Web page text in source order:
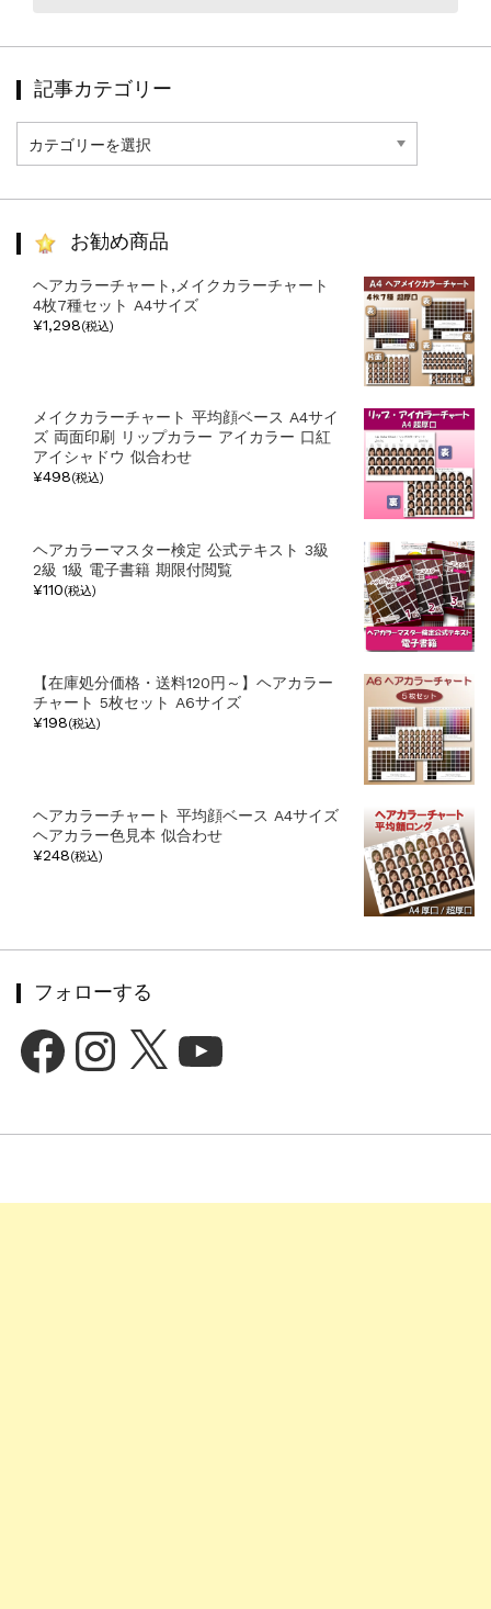
記事カテゴリー
事
カ
お勧め商品
ヘアカラーチャート,メイクカラーチャート
4枚7種セット A4サイズ
¥1,298(税込)
メイクカラーチャート 平均顔ベース A4サイ
ズ 両面印刷 リップカラー アイカラー 口紅
アイシャドウ 似合わせ
¥498(税込)
ヘアカラーマスター検定 公式テキスト 3級
2級 1級 電子書籍 期限付閲覧
¥110(税込)
【在庫処分価格・送料120円～】ヘアカラー
チャート 5枚セット A6サイズ
¥198(税込)
ヘアカラーチャート 平均顔ベース A4サイズ
ヘアカラー色見本 似合わせ
¥248(税込)
フォローする
FacebookInstagram YouTube